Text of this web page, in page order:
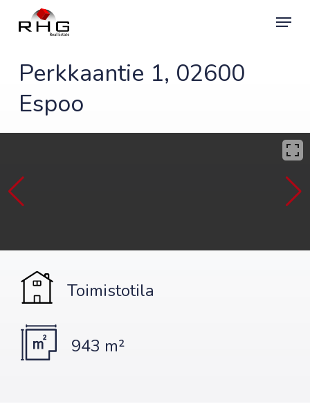
Menu
Perkkaantie 1, 02600
Espoo
Toimistotila
943 m²